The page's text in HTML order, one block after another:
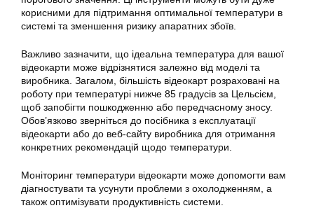
корисними для підтримання оптимальної температури в
системі та зменшення ризику апаратних збоїв.
Важливо зазначити, що ідеальна температура для вашої
відеокарти може відрізнятися залежно від моделі та
виробника. Загалом, більшість відеокарт розраховані на
роботу при температурі нижче 85 градусів за Цельсієм,
щоб запобігти пошкодженню або передчасному зносу.
Обов’язково зверніться до посібника з експлуатації
відеокарти або до веб-сайту виробника для отримання
конкретних рекомендацій щодо температури.
Моніторинг температури відеокарти може допомогти вам
діагностувати та усунути проблеми з охолодженням, а
також оптимізувати продуктивність системи.